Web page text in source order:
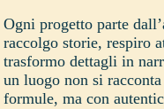
Ogni progetto parte
raccolgo storie, respiro
trasformo dettagli in
un luogo non si
formule, ma con